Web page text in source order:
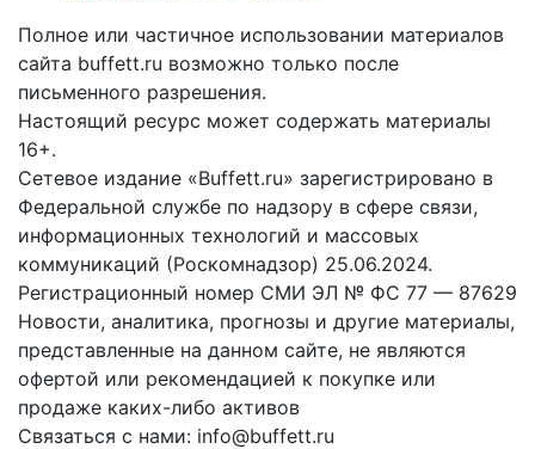
Полное или частичное использовании материалов
сайта buffett.ru возможно только после
письменного разрешения.
Настоящий ресурс может содержать материалы
16+.
Сетевое издание «Buffett.ru» зарегистрировано в
Федеральной службе по надзору в сфере связи,
информационных технологий и массовых
коммуникаций (Роскомнадзор) 25.06.2024.
Регистрационный номер СМИ ЭЛ № ФС 77 — 87629
Новости, аналитика, прогнозы и другие материалы,
представленные на данном сайте, не являются
офертой или рекомендацией к покупке или
продаже каких-либо активов
Связаться с нами: info@buffett.ru